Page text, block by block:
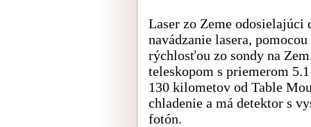
Laser zo Zeme odosielajúci
navádzanie lasera,
rýchlosťou zo sondy na
teleskopom s priemerom
130 kilometov od Table
chladenie a má detektor s
fotón.